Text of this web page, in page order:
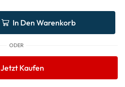
In Den Warenkorb
ODER
Jetzt Kaufen